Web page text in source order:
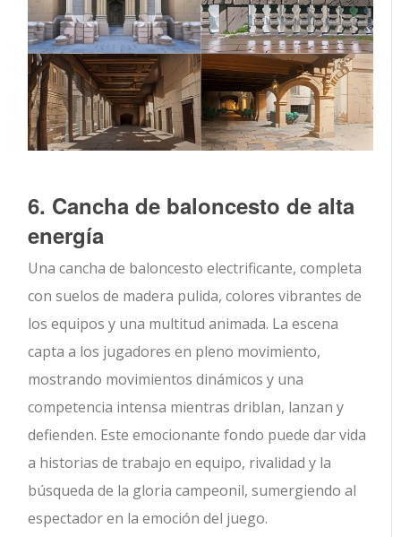
6. Cancha de baloncesto de alta
energía
Una cancha de baloncesto electrificante, completa
con suelos de madera pulida, colores vibrantes de
los equipos y una multitud animada. La escena
capta a los jugadores en pleno movimiento,
mostrando movimientos dinámicos y una
competencia intensa mientras driblan, lanzan y
defienden. Este emocionante fondo puede dar vida
a historias de trabajo en equipo, rivalidad y la
búsqueda de la gloria campeonil, sumergiendo al
espectador en la emoción del juego.